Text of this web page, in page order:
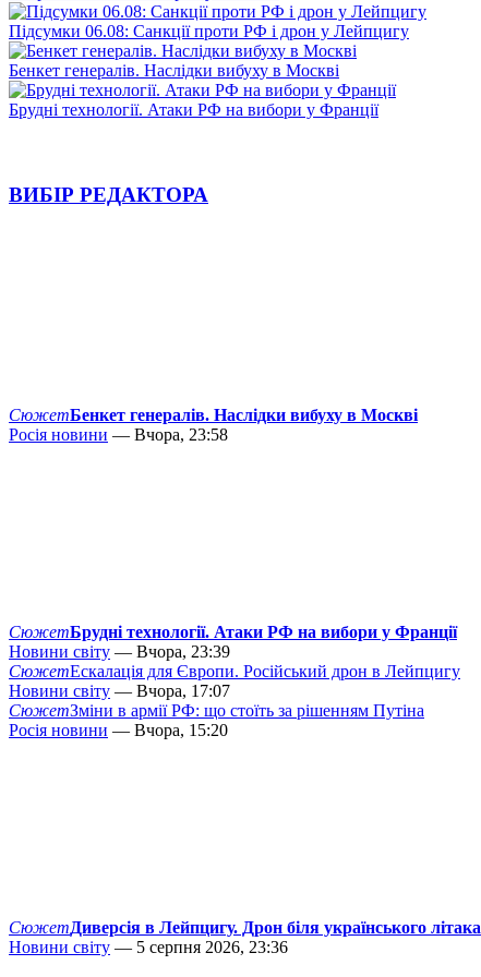
Підсумки 06.08: Санкції проти РФ і дрон у Лейпцигу
Бенкет генералів. Наслідки вибуху в Москві
Брудні технології. Атаки РФ на вибори у Франції
ВИБІР РЕДАКТОРА
СюжетБенкет генералів. Наслідки вибуху в Москві
Росія новини — Вчора, 23:58
СюжетБрудні технології. Атаки РФ на вибори у Франції
Новини світу — Вчора, 23:39
СюжетЕскалація для Європи. Російський дрон в Лейпцигу
Новини світу — Вчора, 17:07
СюжетЗміни в армії РФ: що стоїть за рішенням Путіна
Росія новини — Вчора, 15:20
СюжетДиверсія в Лейпцигу. Дрон біля українського літака
Новини світу — 5 серпня 2026, 23:36